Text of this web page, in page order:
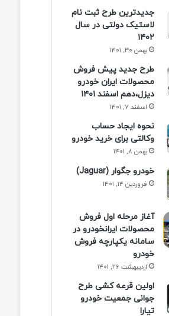
جدیدترین طرح ثبت نام
لاستیک دولتی در سال
۱۴۰۲
بهمن ۳۰, ۱۴۰۱
طرح جدید پیش فروش
محصولات ایران خودرو
دیزل،دهم اسفند ۱۴۰۱
اسفند ۷, ۱۴۰۱
نحوه ایجاد حساب
وکالتی برای خرید خودرو
بهمن ۸, ۱۴۰۱
خودرو جگوار (Jaguar)
فروردین ۱۴, ۱۴۰۱
آغاز مرحله اول فروش
محصولات ایرانخودرو در
سامانه یکپارچه فروش
خودرو
اردیبهشت ۲۶, ۱۴۰۱
اولین قرعه‌ کشی طرح
جوانی جمعیت خودرو
تیارا